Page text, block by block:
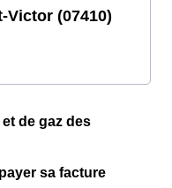
Victor (07410)
de gaz des
sa facture